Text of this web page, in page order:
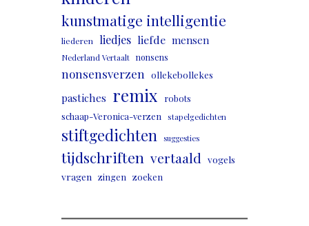
kunstmatige intelligentie
liederen liedjes liefde mensen
Nederland Vertaalt nonsens
nonsensverzen ollekebollekes
pastiches remix
robots
schaap-Veronica-verzen stapelgedichten
stiftgedichten suggesties
tijdschriften vertaald vogels
vragen zingen zoeken